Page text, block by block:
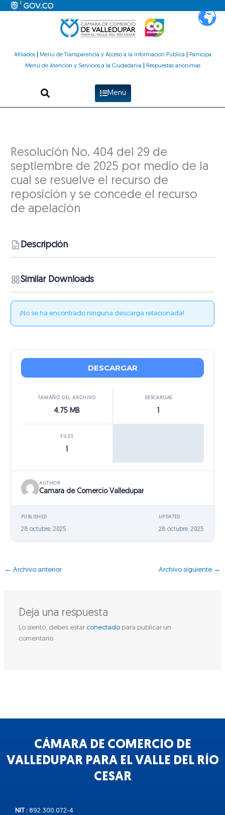
Afiliados| Menú de Transparencia y Acceso a la Información Pública
Participa
Menú de Atención y Servicios a la Ciudadanía
Respuestas anónimas
Menú
Resolución No. 404 del 29 de
septiembre de 2025 por medio de la
cual se resuelve el recurso de
reposición y se concede el recurso
de apelación
Descripción
Similar Downloads
¡No se ha encontrado ninguna descarga relacionada!
DESCARGAR
TAMAÑO DEL ARCHIVO
4.75 MB
DESCARGAS
FILES
AUTHOR
Camara de Comercio Valledupar
PUBLISHED
28 octubre, 2025
UPDATED
28 octubre, 2025
← Archivo anterior Archivo siguiente →
Deja una respuesta
Lo siento, debes estar conectadopara publicar un
comentario.
CÁMARA DE COMERCIO DE
VALLEDUPAR PARA EL VALLE DEL RÍO
CESAR
NIT : 892.300.072-4